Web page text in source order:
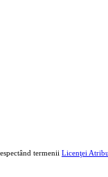
termenii Licenţei